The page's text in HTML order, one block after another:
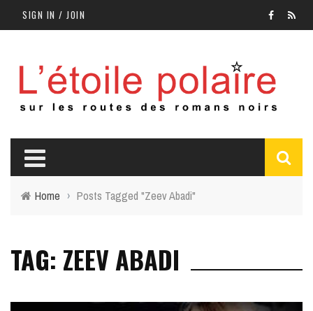
SIGN IN / JOIN
Home › Posts Tagged "Zeev Abadi"
TAG: ZEEV ABADI